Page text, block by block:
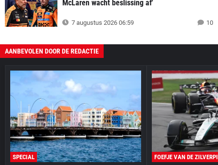
McLaren wacht beslissing af'
7 augustus 2026 06:59 10
AANBEVOLEN DOOR DE REDACTIE
SPECIAL FOEFJE VAN DE